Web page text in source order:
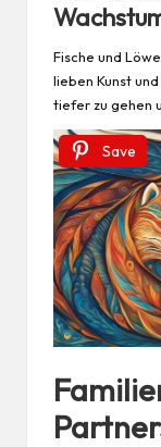
Fische und
lieben Kunst
tiefer zu gehen
Save